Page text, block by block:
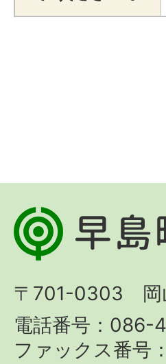
早
島
Hayashima
Town
〒701-0303 岡
電話番号：086-
ファックス番